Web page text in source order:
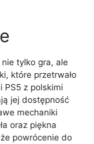
tylko gra, ale
które przetrwało
PS5 z polskimi
jej dostępność
mechaniki
oraz piękna
powrócenie do